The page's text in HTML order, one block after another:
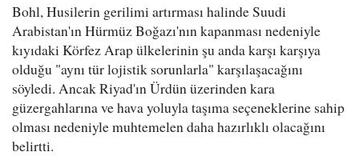
Bohl, Husilerin gerilimi artırması halinde Suudi
Arabistan'ın Hürmüz Boğazı'nın kapanması nedeniyle
kıyıdaki Körfez Arap ülkelerinin şu anda karşı karşıya
olduğu "aynı tür lojistik sorunlarla" karşılaşacağını
söyledi. Ancak Riyad'ın Ürdün üzerinden kara
güzergahlarına ve hava yoluyla taşıma seçeneklerine sahip
olması nedeniyle muhtemelen daha hazırlıklı olacağını
belirtti.